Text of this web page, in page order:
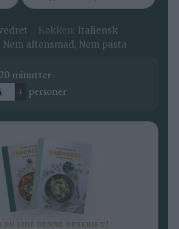
Køkken: Italiensk
Nem aftensmad, Nem pasta
20minutter
minutter
+ personer
DU LIDE DENNE OPSKRIFT?